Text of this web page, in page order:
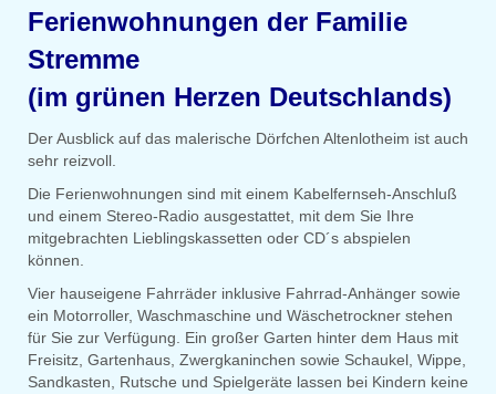
Ferienwohnungen der Familie
Stremme
(im grünen Herzen Deutschlands)
Der Ausblick auf das malerische Dörfchen Altenlotheim ist auch
sehr reizvoll.
Die Ferienwohnungen sind mit einem Kabelfernseh-Anschluß
und einem Stereo-Radio ausgestattet, mit dem Sie Ihre
mitgebrachten Lieblingskassetten oder CD´s abspielen
können.
Vier hauseigene Fahrräder inklusive Fahrrad-Anhänger sowie
ein Motorroller, Waschmaschine und Wäschetrockner stehen
für Sie zur Verfügung. Ein großer Garten hinter dem Haus mit
Freisitz, Gartenhaus, Zwergkaninchen sowie Schaukel, Wippe,
Sandkasten, Rutsche und Spielgeräte lassen bei Kindern keine